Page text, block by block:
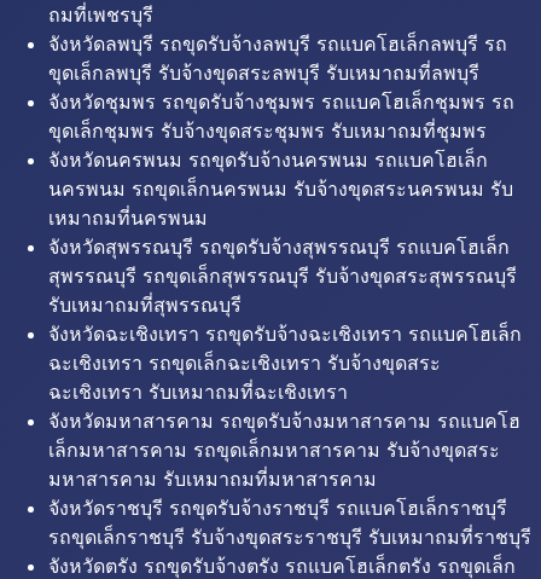
ถมที่เพชรบุรี
จังหวัดลพบุรี รถขุดรับจ้างลพบุรี รถแบคโฮเล็กลพบุรี รถ
ขุดเล็กลพบุรี รับจ้างขุดสระลพบุรี รับเหมาถมที่ลพบุรี
จังหวัดชุมพร รถขุดรับจ้างชุมพร รถแบคโฮเล็กชุมพร รถ
ขุดเล็กชุมพร รับจ้างขุดสระชุมพร รับเหมาถมที่ชุมพร
จังหวัดนครพนม รถขุดรับจ้างนครพนม รถแบคโฮเล็ก
นครพนม รถขุดเล็กนครพนม รับจ้างขุดสระนครพนม รับ
เหมาถมที่นครพนม
จังหวัดสุพรรณบุรี รถขุดรับจ้างสุพรรณบุรี รถแบคโฮเล็ก
สุพรรณบุรี รถขุดเล็กสุพรรณบุรี รับจ้างขุดสระสุพรรณบุรี
รับเหมาถมที่สุพรรณบุรี
จังหวัดฉะเชิงเทรา รถขุดรับจ้างฉะเชิงเทรา รถแบคโฮเล็ก
ฉะเชิงเทรา รถขุดเล็กฉะเชิงเทรา รับจ้างขุดสระ
ฉะเชิงเทรา รับเหมาถมที่ฉะเชิงเทรา
จังหวัดมหาสารคาม รถขุดรับจ้างมหาสารคาม รถแบคโฮ
เล็กมหาสารคาม รถขุดเล็กมหาสารคาม รับจ้างขุดสระ
มหาสารคาม รับเหมาถมที่มหาสารคาม
จังหวัดราชบุรี รถขุดรับจ้างราชบุรี รถแบคโฮเล็กราชบุรี
รถขุดเล็กราชบุรี รับจ้างขุดสระราชบุรี รับเหมาถมที่ราชบุรี
จังหวัดตรัง รถขุดรับจ้างตรัง รถแบคโฮเล็กตรัง รถขุดเล็ก